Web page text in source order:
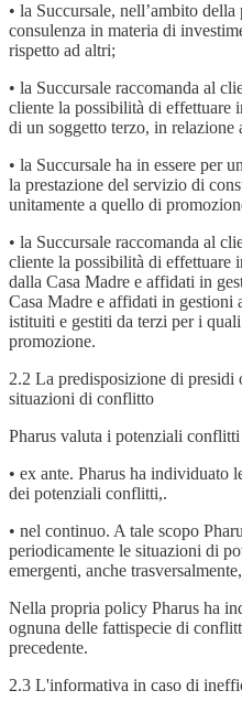
• la Succursale, nell’ambito
consulenza in materia di
rispetto ad altri;
• la Succursale raccomanda al
cliente la possibilità di effettuare
di un soggetto terzo, in
• la Succursale ha in essere per
la prestazione del servizio di
unitamente a quello di
• la Succursale raccomanda al
cliente la possibilità di
dalla Casa Madre e affidati in
Casa Madre e affidati in
istituiti e gestiti da terzi per i
promozione.
2.2 La predisposizione di presidi
situazioni di conflitto
Pharus valuta i potenziali conflitti
• ex ante. Pharus ha individuato
dei potenziali conflitti,.
• nel continuo. A tale scopo
periodicamente le situazioni di
emergenti, anche
Nella propria policy Pharus ha
ognuna delle fattispecie di
precedente.
2.3 L'informativa in caso di